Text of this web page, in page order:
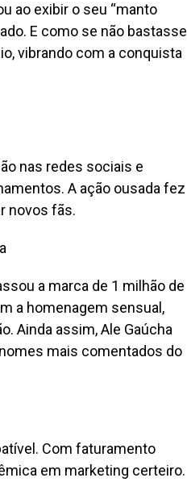
ao exibir o seu “manto
E como se não bastasse
vibrando com a conquista
nas redes sociais e
A ação ousada fez
novos fãs.
a marca de 1 milhão de
a homenagem sensual,
Ainda assim, Ale Gaúcha
mais comentados do
Com faturamento
em marketing certeiro.